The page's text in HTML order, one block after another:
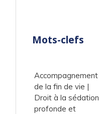
Mots-clefs
Accompagnement
de la fin de vie
Droit à la sédation
profonde et